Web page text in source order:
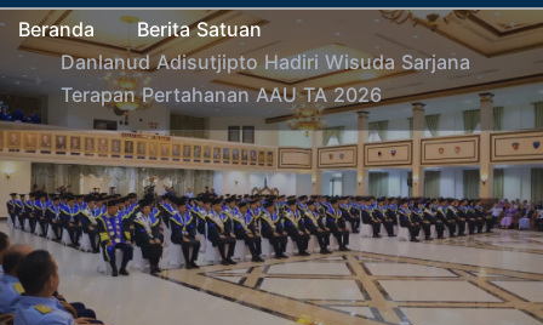
Beranda
Berita Satuan
Danlanud Adisutjipto Hadiri Wisuda Sarjana
Terapan Pertahanan AAU TA 2026